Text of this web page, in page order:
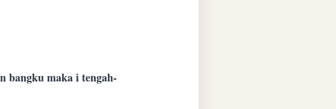
bangku maka i tengah-